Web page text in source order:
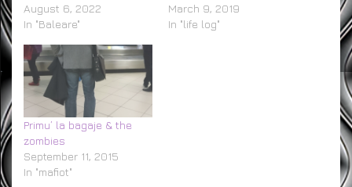
August 6, 2022
In "Baleare"
March 9, 2019
In "life log"
Primu’ la bagaje & the
zombies
September 11, 2015
In "mafiot"